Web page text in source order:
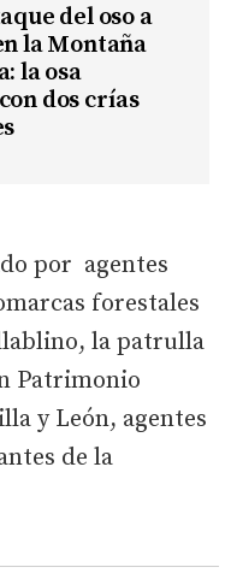
del oso a
la Montaña
la osa
dos crías
por agentes
forestales
la patrulla
Patrimonio
y León, agentes
de la